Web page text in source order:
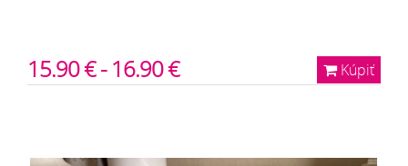
Kúpiť
15.90 € - 16.90 €